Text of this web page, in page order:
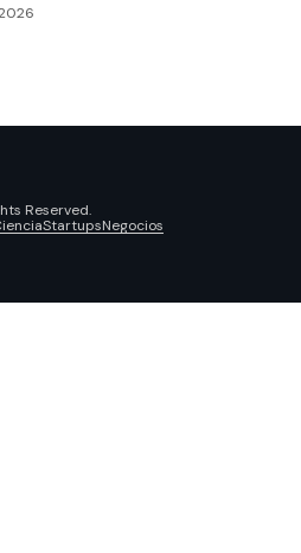
Reserved.
StartupsNegocios